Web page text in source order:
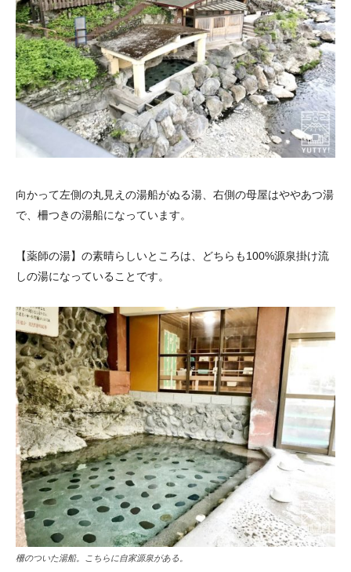
向かって左側の丸見えの湯船がぬる湯、右側の母屋はややあつ湯
で、柵つきの湯船になっています。
【薬師の湯】の素晴らしいところは、どちらも100%源泉掛け流
しの湯になっていることです。
柵のついた湯船。こちらに自家源泉がある。